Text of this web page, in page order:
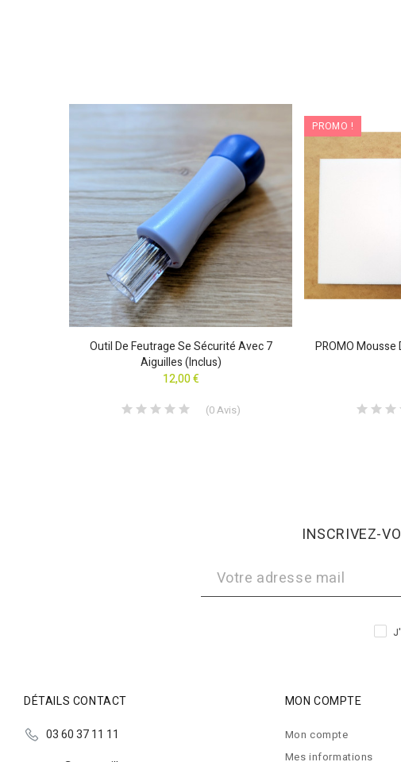
Outil De Feutrage Se Sécurité Avec 7
Aiguilles (inclus)
12,00 €
(0Avis)
PROMO !
PROMO Mousse
INSCRIVEZ-
DÉTAILS CONTACT
03 60 37 11 11
MON COMPTE
Mon compte
Mes informations